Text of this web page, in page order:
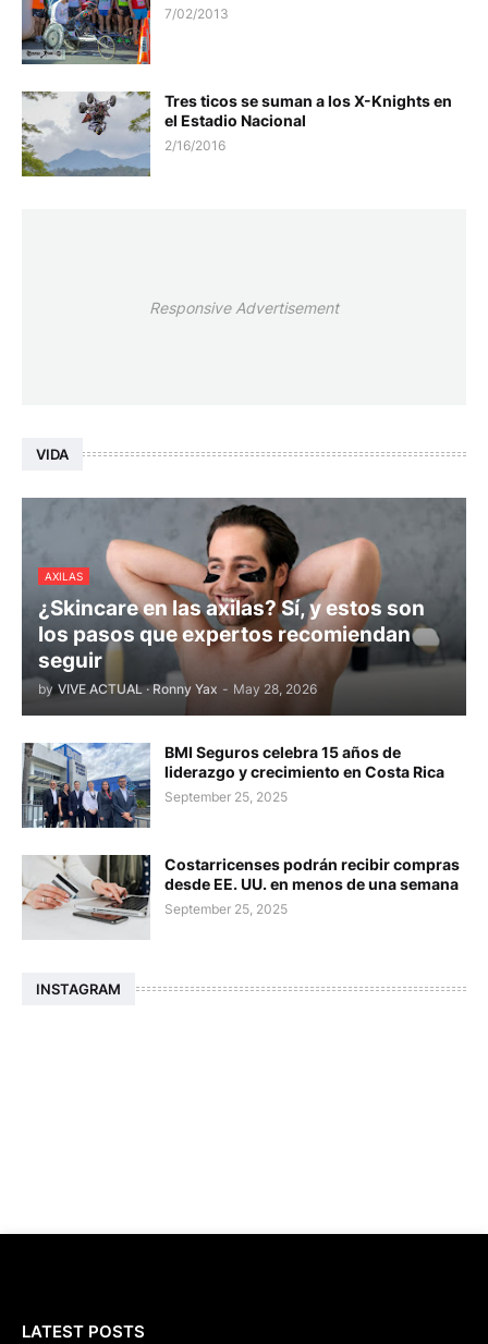
7/02/2013
Tres ticos se suman a los X-Knights en
el Estadio Nacional
2/16/2016
Responsive Advertisement
VIDA
AXILAS
¿Skincare en las axilas? Sí, y estos son
los pasos que expertos recomiendan
seguir
by VIVE ACTUAL · Ronny Yax - May 28, 2026
BMI Seguros celebra 15 años de
liderazgo y crecimiento en Costa Rica
September 25, 2025
Costarricenses podrán recibir compras
desde EE. UU. en menos de una semana
September 25, 2025
INSTAGRAM
LATEST POSTS